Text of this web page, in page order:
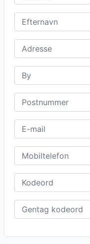
Efternavn
Adresse
By
Postnummer
E-mail
Mobiltelefon
Kodeord
Gentag kodeord